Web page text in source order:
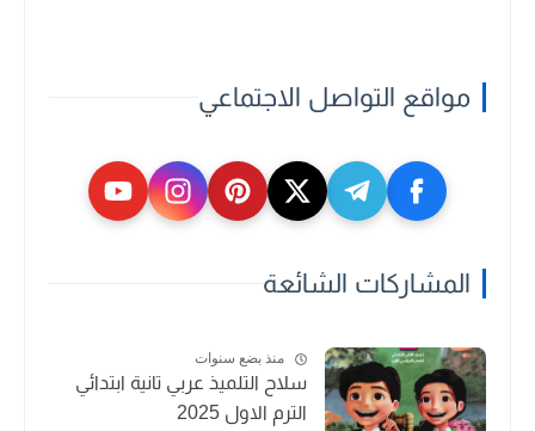
مواقع التواصل الاجتماعي
المشاركات الشائعة
منذ بضع سنوات
سلاح التلميذ عربي تانية ابتدائي
الترم الاول 2025